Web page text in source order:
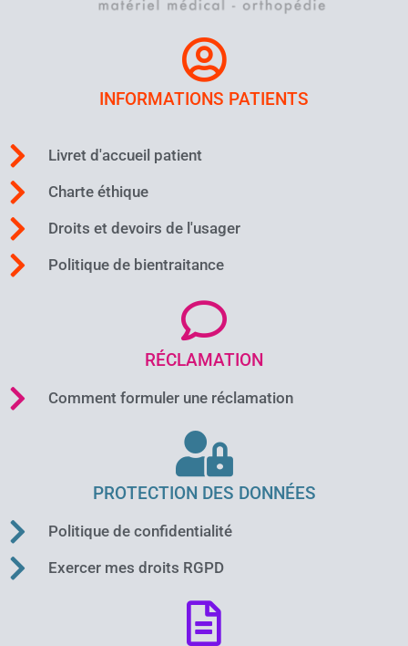
INFORMATIONS PATIENTS
Livret d'accueil patient
Charte éthique
Droits et devoirs de l'usager
Politique de bientraitance
RÉCLAMATION
Comment formuler une réclamation
PROTECTION DES DONNÉES
Politique de confidentialité
Exercer mes droits RGPD